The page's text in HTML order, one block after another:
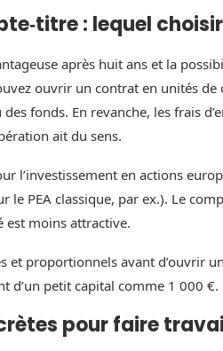
: lequel
après huit ans et la
ouvrir un contrat en unités
fonds. En revanche, les frais
ait du sens.
l’investissement en actions
PEA classique, par ex.). Le
est moins attractive.
et proportionnels avant d’ouvrir
d’un petit capital comme 1 000 €.
pour faire